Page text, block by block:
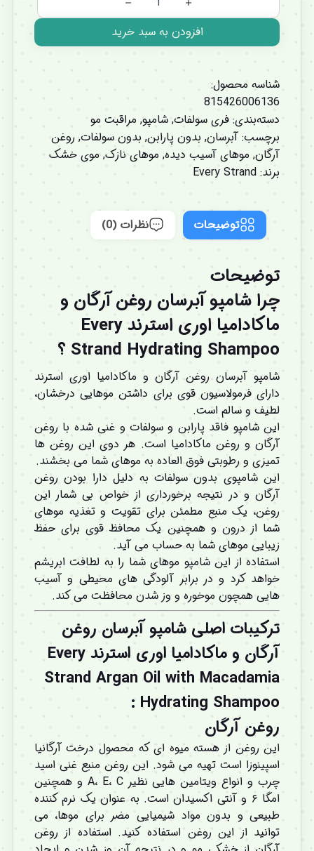
افزودن به سبد خرید
شناسه محصول:
815426006136
دسته‌بندی: فری سولفات, شامپو, مراقبت مو
برچسب: آبرسان, بدون پارابن, بدون سولفات, روغن
آرگان, موهای آسیب دیده, موهای نازک, موی خشک
برند: Every Strand
توضیحات نظرات (0)
توضیحات
چرا شامپو آبرسان روغن آرگان و
ماکادامیا اوری استرند Every
Strand Hydrating Shampoo ؟
شامپو آبرسان روغن آرگان و ماکادامیا اوری استرند
دارای فرمولاسیون قوی برای داشتن موهایی درخشان،
لطیف و سالم است.
این شامپو فاقد پارابن و سولفات و غنی شده با روغن
آرگان و روغن ماکادامیا است. هر دوی این روغن ها
تمیزی و رطوبتی فوق العاده به موهای شما می بخشند.
این شامپوی بدون سولفات به دلیل دارا بودن روغن
آرگان و در نتیجه برخورداری از خواص بی شمار این
روغن، یک منبع مطمئن برای تقویت و تغذیه موهای
شما از درون و همچنین یک محافظ قوی برای حفظ
زیبایی موهای شما به حساب می آید.
استفاده از این شامپو موهای شما را به لطافت ابریشم
خواهد کرد و در برابر آلودگی های محیطی و آسیب
هایی همچون موخوره و وز شدن محافظت می کند.
ترکیبات اصلی شامپو آبرسان روغن
آرگان و ماکادامیا اوری استرند Every
Strand Argan Oil with Macadamia
Hydrating Shampoo :
روغن آرگان
این روغن از هسته میوه ای که محصول درخت آرگانیا
اسپینوزا است تهیه می شود. این روغن منبع غنی اسید
چرب و انواع ویتامین هایی نظیر A، E، C و همچنین
امگا ۶ و آنتی اکسیدان است. به عنوان یک نرم کننده
طبیعی و بدون مواد شیمیایی مضر برای موها، می
توانید از این روغن استفاده کنید. استفاده از روغن